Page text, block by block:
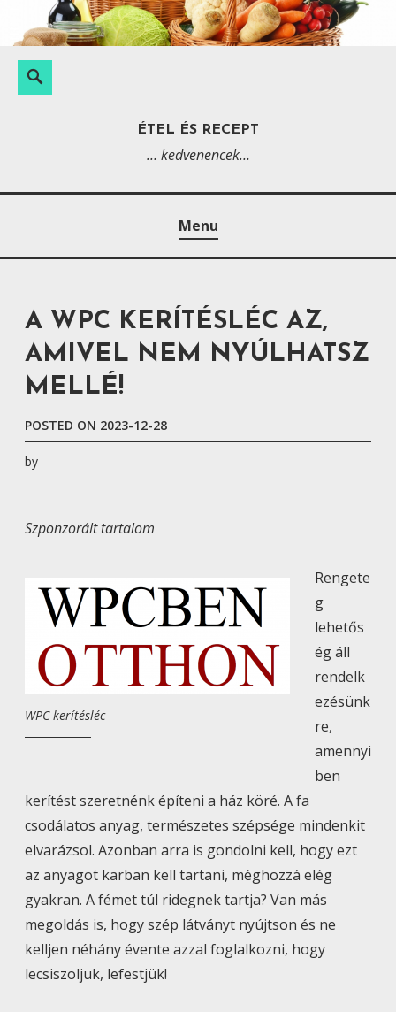
e
S
e
h
é
ÉTEL ÉS RECEPT
… kedvenencek…
Menu
A WPC KERÍTÉSLÉC AZ,
AMIVEL NEM NYÚLHATSZ
MELLÉ!
POSTED ON 2023-12-28
by
Szponzorált tartalom
WPC kerítésléc
Rengete
g
lehetős
ég áll
rendelk
ezésünk
re,
amennyi
ben
kerítést szeretnénk építeni a ház köré. A fa
csodálatos anyag, természetes szépsége mindenkit
elvarázsol. Azonban arra is gondolni kell, hogy ezt
az anyagot karban kell tartani, méghozzá elég
gyakran. A fémet túl ridegnek tartja? Van más
megoldás is, hogy szép látványt nyújtson és ne
kelljen néhány évente azzal foglalkozni, hogy
lecsiszoljuk, lefestjük!